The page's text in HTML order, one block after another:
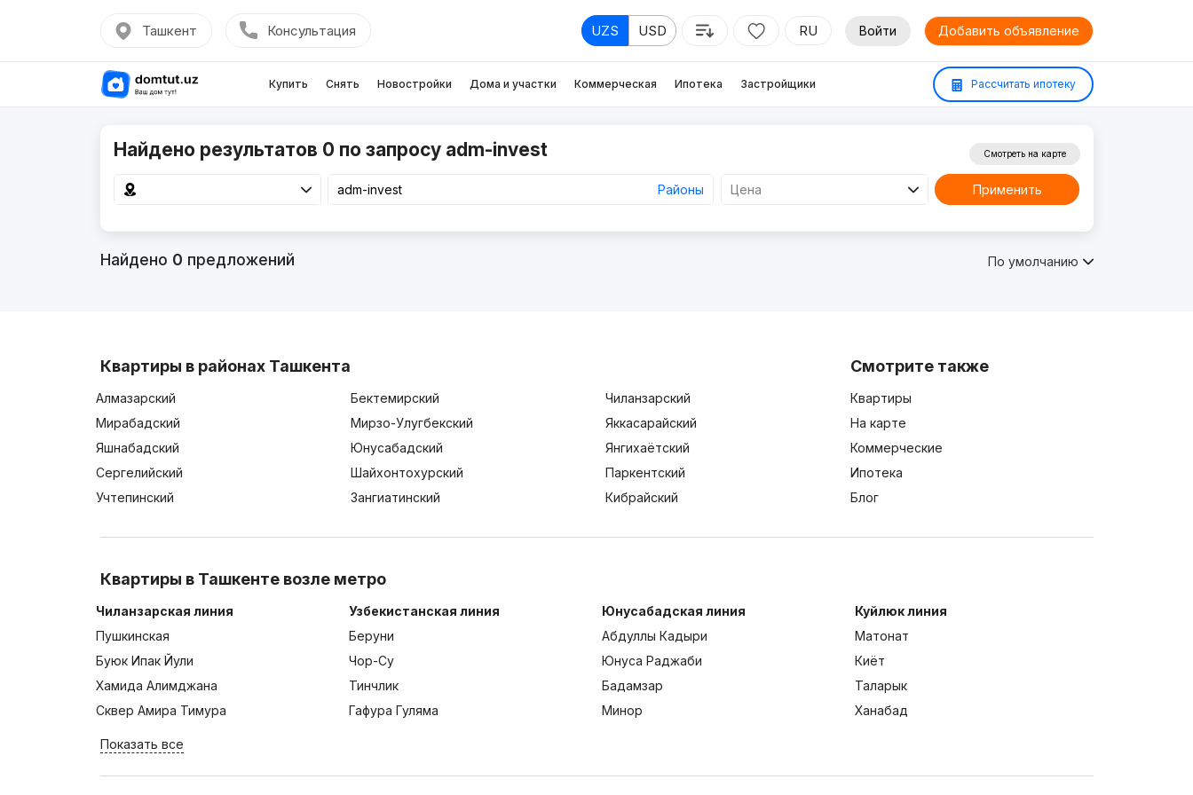
Ташкент Консультация UZS USD RU Войти Добавить объявление
Купить Снять Новостройки Дома и участки Коммерческая Ипотека Застройщики Рассчитать ипотеку
Найдено результатов 0 по запросу adm-invest
Районы Цена
Смотреть на карте
Применить
Найдено 0 предложений По умолчанию
Квартиры в районах Ташкента
Алмазарский Бектемирский
Чиланзарский
Мирабадский
Мирзо-Улугбекский
Яккасарайский
Яшнабадский
Юнусабадский
Янгихаётский
Сергелийский
Шайхонтохурский
Паркентский
Учтепинский
Зангиатинский Кибрайский
Смотрите также
Квартиры
На карте
Коммерческие
Ипотека
Блог
Квартиры в Ташкенте возле метро
Чиланзарская линия
Пушкинская
Буюк Ипак Йули
Хамида Алимджана
Сквер Амира Тимура
Узбекистанская линия
Беруни
Чор-Су
Тинчлик
Гафура Гуляма
Юнусабадская линия
Абдуллы Кадыри
Юнуса Раджаби
Бадамзар
Минор
Куйлюк линия
Матонат
Киёт
Таларык
Ханабад
Показать все